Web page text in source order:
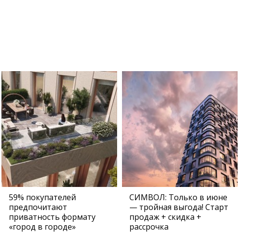
59% покупателей
предпочитают
приватность формату
«город в городе»
СИМВОЛ: Только в июне
— тройная выгода! Старт
продаж + скидка +
рассрочка